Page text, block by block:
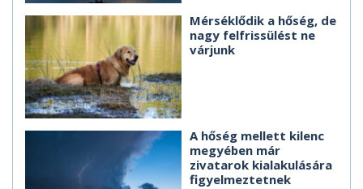
Mérséklődik a hőség, de
nagy felfrissülést ne
várjunk
A hőség mellett kilenc
megyében már
zivatarok kialakulására
figyelmeztetnek